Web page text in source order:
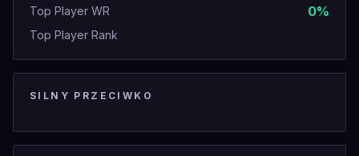
Top Player WR 0%
Top Player Rank
SILNY PRZECIWKO